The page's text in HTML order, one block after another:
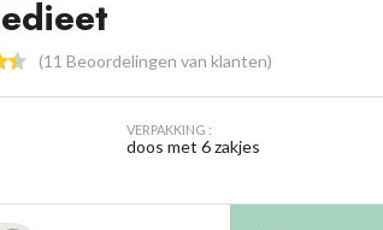
(11 Beoordelingen van klanten)
VERPAKKING :
doos met 6 zakjes